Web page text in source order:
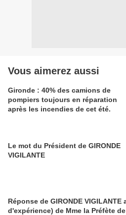
Vous aimerez aussi
Gironde : 40% des camions de
pompiers toujours en réparation
après les incendies de cet été.
Le mot du Président de GIRONDE
VIGILANTE
Réponse de GIRONDE VIGILANTE
d'expérience) de Mme la Préfète